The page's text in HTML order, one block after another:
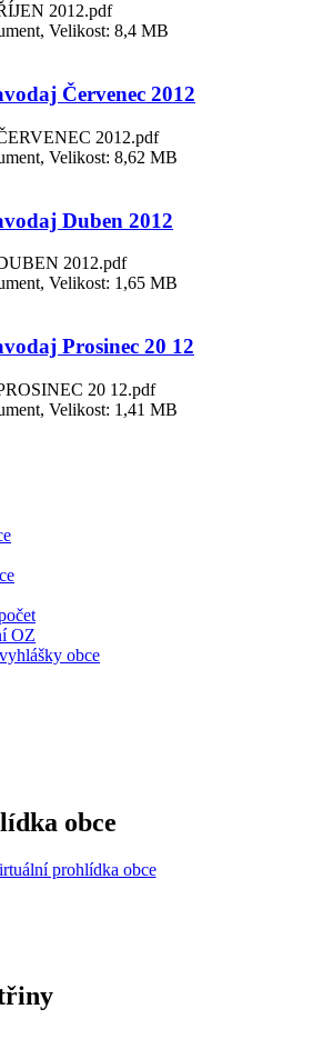
2012.pdf
Velikost: 8,4 MB
Červenec 2012
2012.pdf
Velikost: 8,62 MB
Duben 2012
2012.pdf
Velikost: 1,65 MB
Prosinec 20 12
20 12.pdf
Velikost: 1,41 MB
OZ
obce
obce